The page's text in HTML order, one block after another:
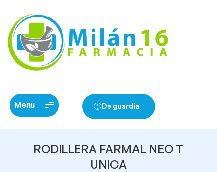
Menu De guardia
RODILLERA FARMAL NEO T
UNICA